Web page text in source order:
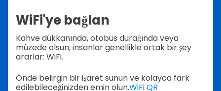
WiFi'ye bağlan
Kahve dükkanında, otobüs durağında veya
müzede olsun, insanlar genellikle ortak bir şey
ararlar: WiFi.
Önde belirgin bir işaret sunun ve kolayca fark
edilebileceğinizden emin olun.WiFi QR